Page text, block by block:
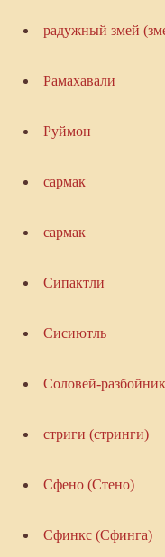
радужный змей
Рамахавали
Руймон
сармак
сармак
Сипактли
Сисиютль
Соловей-разбойник
стриги (стринги)
Сфено (Стено)
Сфинкс (Сфинга)